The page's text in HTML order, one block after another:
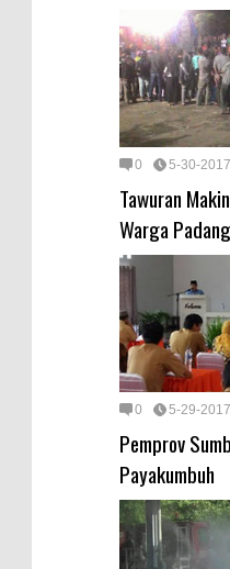
0 5-30-2017
Tawuran
Warga Padang
0 5-29-2017
Pemprov
Payakumbuh